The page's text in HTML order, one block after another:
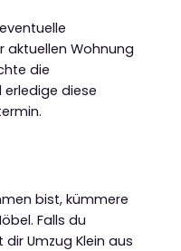
aktuellen Wohnung
die
diese
bist, kümmere
Falls du
Umzug Klein aus